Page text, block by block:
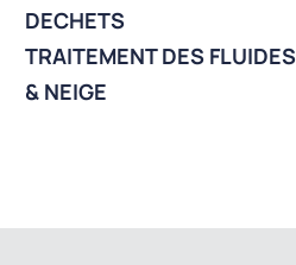
DECHETS
TRAITEMENT DES FLUIDES
& NEIGE